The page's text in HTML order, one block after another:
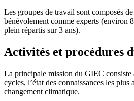
Les groupes de travail sont composés
bénévolement comme experts (environ
plein répartis sur 3 ans).
Activités et procédures
La principale mission du GIEC consiste
cycles, l’état des connaissances les plus
changement climatique.